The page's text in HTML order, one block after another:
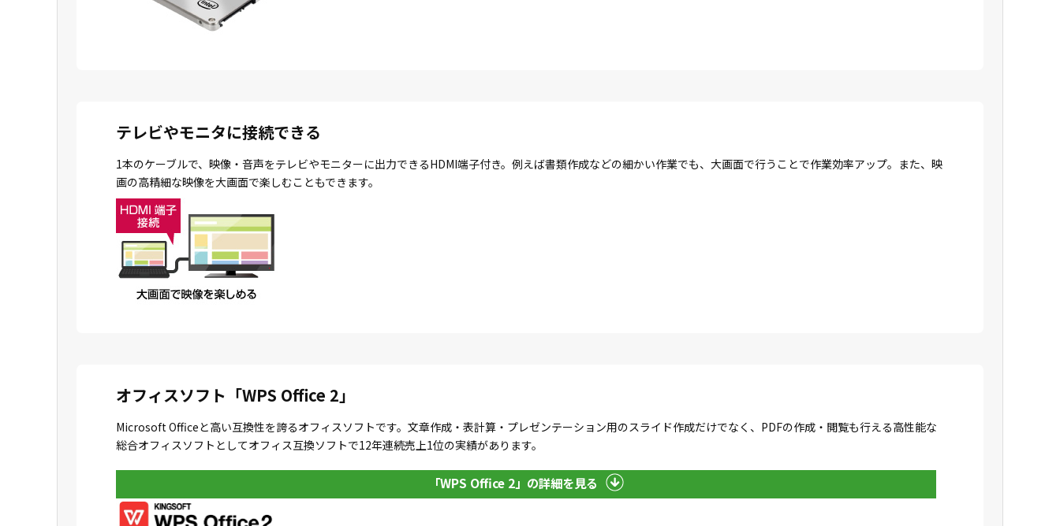
テレビやモニタに接続できる
1本のケーブルで、映像・音声をテレビやモニターに出力できるHDMI端子付き。例えば書類作成などの細かい作業でも、大画面で行うことで作業効率アップ。また、映
画の高精細な映像を大画面で楽しむこともできます。
オフィスソフト「WPS Office 2」
Microsoft Officeと高い互換性を誇るオフィスソフトです。文章作成・表計算・プレゼンテーション用のスライド作成だけでなく、PDFの作成・閲覧も行える高性能な
総合オフィスソフトとしてオフィス互換ソフトで12年連続売上1位の実績があります。
「WPS Office 2」の詳細を見る